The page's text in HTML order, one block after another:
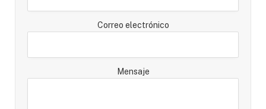
Correo electrónico
Mensaje